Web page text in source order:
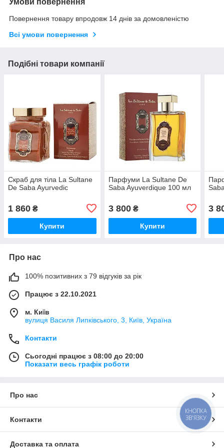
Умови повернення
Повернення товару впродовж 14 днів за домовленістю
Всі умови повернення
Подібні товари компанії
Скраб для тіла La Sultane
De Saba Ayurvedic
1 860 ₴
Купити
Парфуми La Sultane De
Saba Ayuverdique 100 мл
3 800₴
Купити
3
Про нас
100% позитивних з 79 відгуків за рік
Працює з 22.10.2021
м. Київ
вулиця Василя Липківського, 3, Київ, Україна
Контакти
Сьогодні працює з 08:00 до 20:00
Показати весь графік роботи
Про нас
Контакти
Доставка та оплата
КНОПКА
ЗВ'ЯЗКУ